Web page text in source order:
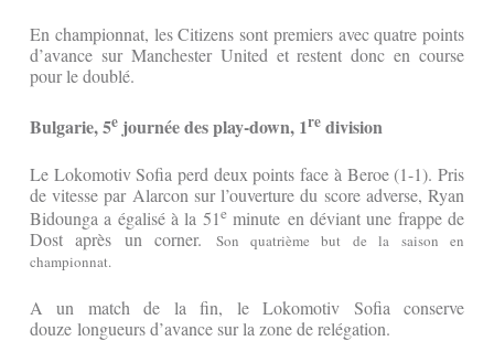
En championnat, les Citizens sont premiers avec quatre points
d’avance sur Manchester United et restent donc en course
pour le doublé.
Bulgarie, 5e journée des play-down, 1re division
Le Lokomotiv Sofia perd deux points face à Beroe (1-1). Pris
de vitesse par Alarcon sur l’ouverture du score adverse, Ryan
Bidounga a égalisé à la 51eminute en déviant une frappe de
Dost après un corner.
Son quatrième but de la saison en
championnat.
A un match de la fin, le Lokomotiv Sofia conserve
douze longueurs d’avance sur la zone de relégation.